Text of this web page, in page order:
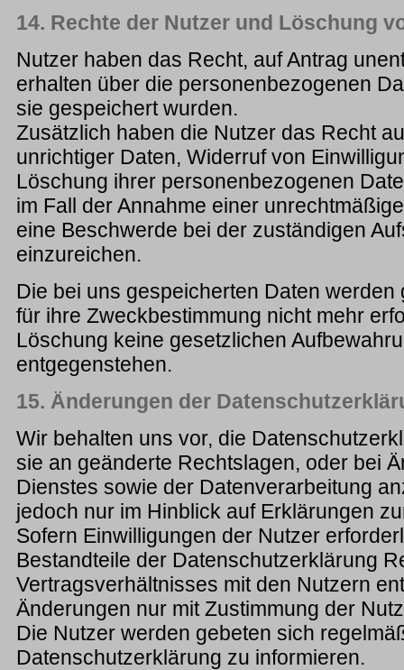
14. Rechte der Nutzer und Löschung
Nutzer haben das Recht, auf Antrag
erhalten über die personenbezogenen
sie gespeichert wurden.
Zusätzlich haben die Nutzer das Recht
unrichtiger Daten, Widerruf von
Löschung ihrer personenbezogenen
im Fall der Annahme einer
eine Beschwerde bei der zuständigen
einzureichen.
Die bei uns gespeicherten Daten werden
für ihre Zweckbestimmung nicht mehr
Löschung keine gesetzlichen
entgegenstehen.
15. Änderungen der
Wir behalten uns vor, die
sie an geänderte Rechtslagen, oder bei
Dienstes sowie der Datenverarbeitung
jedoch nur im Hinblick auf Erklärungen
Sofern Einwilligungen der Nutzer
Bestandteile der Datenschutzerklärung
Vertragsverhältnisses mit den Nutzern
Änderungen nur mit Zustimmung der
Die Nutzer werden gebeten sich
Datenschutzerklärung zu informieren.